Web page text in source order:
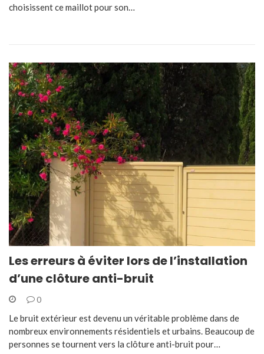
choisissent ce maillot pour son…
Les erreurs à éviter lors de l’installation
d’une clôture anti-bruit
0
Le bruit extérieur est devenu un véritable problème dans de
nombreux environnements résidentiels et urbains. Beaucoup de
personnes se tournent vers la clôture anti-bruit pour…